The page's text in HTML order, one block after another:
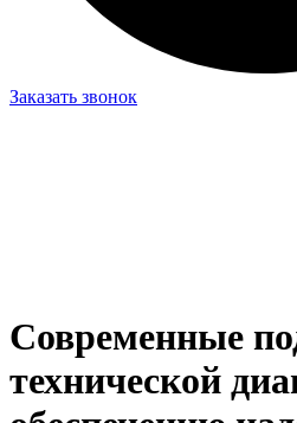
Заказать звонок
Современные
технической